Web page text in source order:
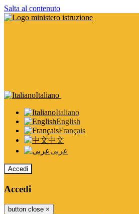
Salta al contenuto
Italiano
Italiano
English
Français
中文
عربى
Accedi
Accedi
button close ×